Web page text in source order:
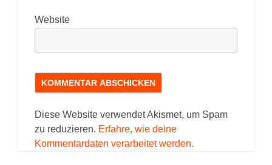
Website
Diese Website verwendet Akismet, um Spam
zu reduzieren. Erfahre, wie deine
Kommentardaten verarbeitet werden.